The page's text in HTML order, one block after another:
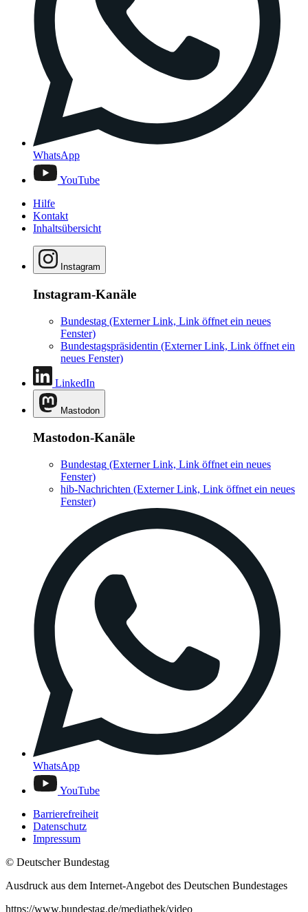
WhatsApp
YouTube
Hilfe
Kontakt
Inhaltsübersicht
Instagram
Instagram-Kanäle
Bundestag (Externer Link, Link öffnet ein neues
Fenster)
Bundestagspräsidentin (Externer Link, Link öffnet ein
neues Fenster)
LinkedIn
Mastodon
Mastodon-Kanäle
Bundestag (Externer Link, Link öffnet ein neues
Fenster)
hib-Nachrichten (Externer Link, Link öffnet ein neues
Fenster)
WhatsApp
YouTube
Barrierefreiheit
Datenschutz
Impressum
© Deutscher Bundestag
Ausdruck aus dem Internet-Angebot des Deutschen Bundestages
https://www.bundestag.de/mediathek/video